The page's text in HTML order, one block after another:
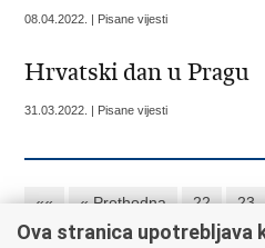
08.04.2022. | Pisane vijesti
Hrvatski dan u Pragu
31.03.2022. | Pisane vijesti
«« « Prethodna 22 23
28
29 30 Sljedeća »
Ova stranica upotrebljava